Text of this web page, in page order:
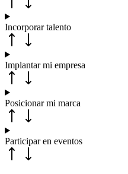
Incorporar talento
Implantar mi empresa
Posicionar mi marca
Participar en eventos